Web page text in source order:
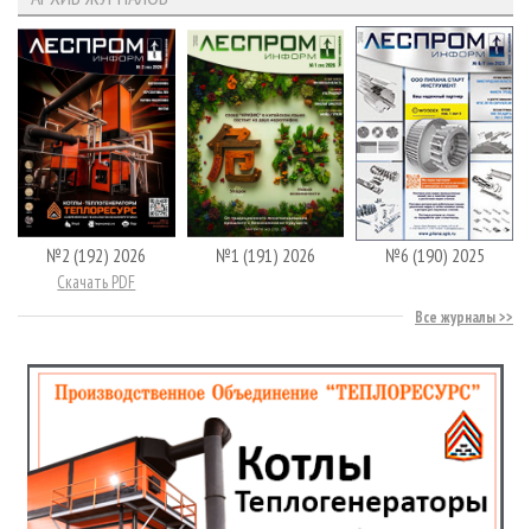
№2 (192) 2026
Скачать PDF
№1 (191) 2026 №6 (190) 2025
Все журналы